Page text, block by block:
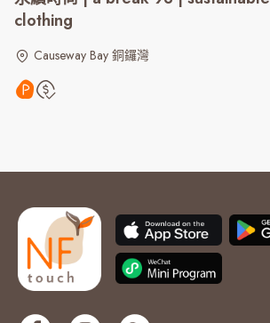
clothing
Causeway Bay 銅鑼灣